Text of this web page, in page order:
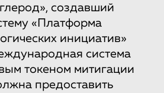
создавший
«Платформа
инициатив»
система
токеном митигации
предоставить